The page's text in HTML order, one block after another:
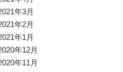
年3月
年2月
年1月
年12月
年11月